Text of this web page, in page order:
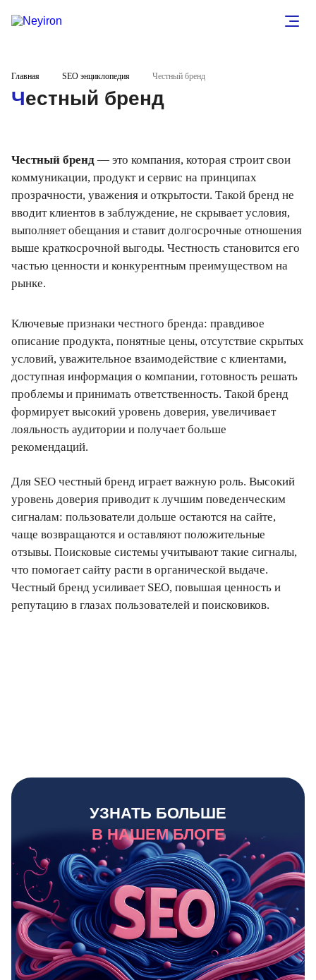
Главная SEO энциклопедия Честный бренд
Честный бренд
Честный бренд — это компания, которая строит свои
коммуникации, продукт и сервис на принципах
прозрачности, уважения и открытости. Такой бренд не
вводит клиентов в заблуждение, не скрывает условия,
выполняет обещания и ставит долгосрочные отношения
выше краткосрочной выгоды. Честность становится его
частью ценности и конкурентным преимуществом на
рынке.
Ключевые признаки честного бренда: правдивое
описание продукта, понятные цены, отсутствие скрытых
условий, уважительное взаимодействие с клиентами,
доступная информация о компании, готовность решать
проблемы и принимать ответственность. Такой бренд
формирует высокий уровень доверия, увеличивает
лояльность аудитории и получает больше
рекомендаций.
Для SEO честный бренд играет важную роль. Высокий
уровень доверия приводит к лучшим поведенческим
сигналам: пользователи дольше остаются на сайте,
чаще возвращаются и оставляют положительные
отзывы. Поисковые системы учитывают такие сигналы,
что помогает сайту расти в органической выдаче.
Честный бренд усиливает SEO, повышая ценность и
репутацию в глазах пользователей и поисковиков.
УЗНАТЬ БОЛЬШЕ
В НАШЕМ БЛОГЕ